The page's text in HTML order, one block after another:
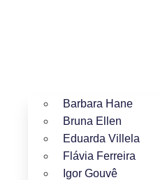
Barbara Hane
Bruna Ellen
Eduarda Villela
Flávia Ferreira
Igor Gouvê